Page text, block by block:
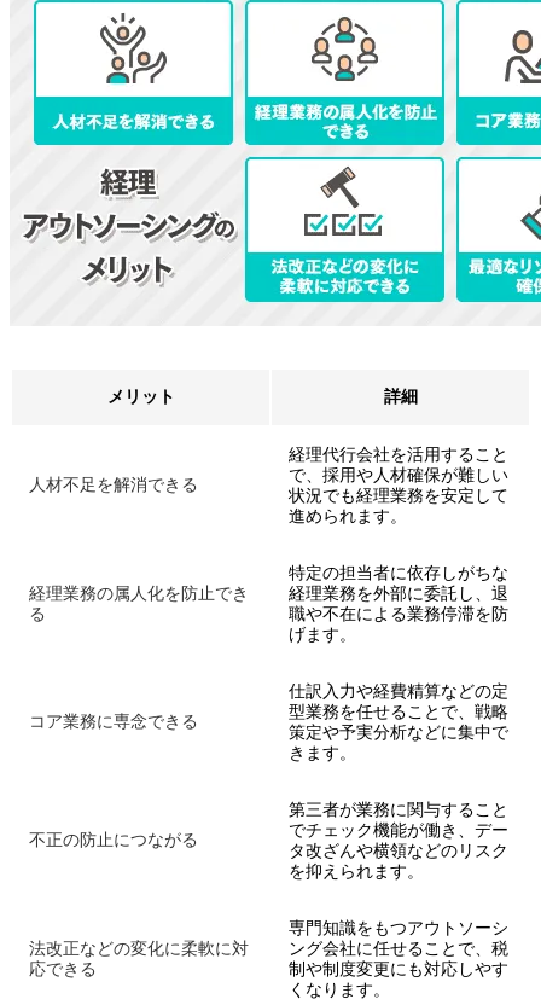
メリット 詳細
人材不足を解消できる
経理代行会社を活用すること
で、採用や人材確保が難しい
状況でも経理業務を安定して
進められます。
経理業務の属人化を防止でき
る
特定の担当者に依存しがちな
経理業務を外部に委託し、退
職や不在による業務停滞を防
げます。
コア業務に専念できる
仕訳入力や経費精算などの定
型業務を任せることで、戦略
策定や予実分析などに集中で
きます。
不正の防止につながる
第三者が業務に関与すること
でチェック機能が働き、デー
タ改ざんや横領などのリスク
を抑えられます。
法改正などの変化に柔軟に対
応できる
専門知識をもつアウトソーシ
ング会社に任せることで、税
制や制度変更にも対応しやす
くなります。